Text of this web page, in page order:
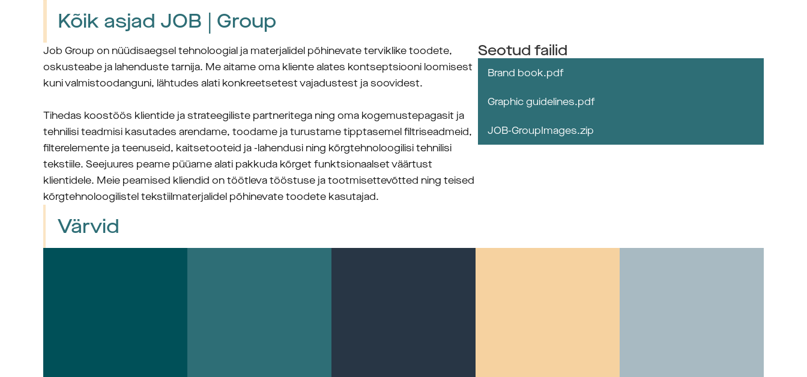
Kõik asjad JOB | Group
Job Group on nüüdisaegsel tehnoloogial ja materjalidel põhinevate terviklike toodete,
oskusteabe ja lahenduste tarnija. Me aitame oma kliente alates kontseptsiooni loomisest
kuni valmistoodanguni, lähtudes alati konkreetsetest vajadustest ja soovidest.
Tihedas koostöös klientide ja strateegiliste partneritega ning oma kogemustepagasit ja
tehnilisi teadmisi kasutades arendame, toodame ja turustame tipptasemel filtriseadmeid,
filterelemente ja teenuseid, kaitsetooteid ja -lahendusi ning kõrgtehnoloogilisi tehnilisi
tekstiile. Seejuures peame püüame alati pakkuda kõrget funktsionaalset väärtust
klientidele. Meie peamised kliendid on töötleva tööstuse ja tootmisettevõtted ning teised
kõrgtehnoloogilistel tekstiilmaterjalidel põhinevate toodete kasutajad.
Seotud failid
Brand book.pdf
Graphic guidelines.pdf
JOB-GroupImages.zip
Värvid